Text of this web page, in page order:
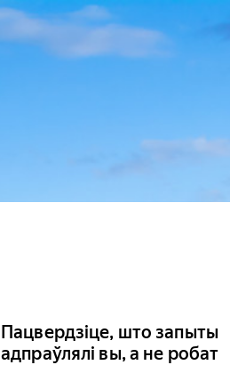
Пацвердзіце, што запыты
адпраўлялі вы, а не робат